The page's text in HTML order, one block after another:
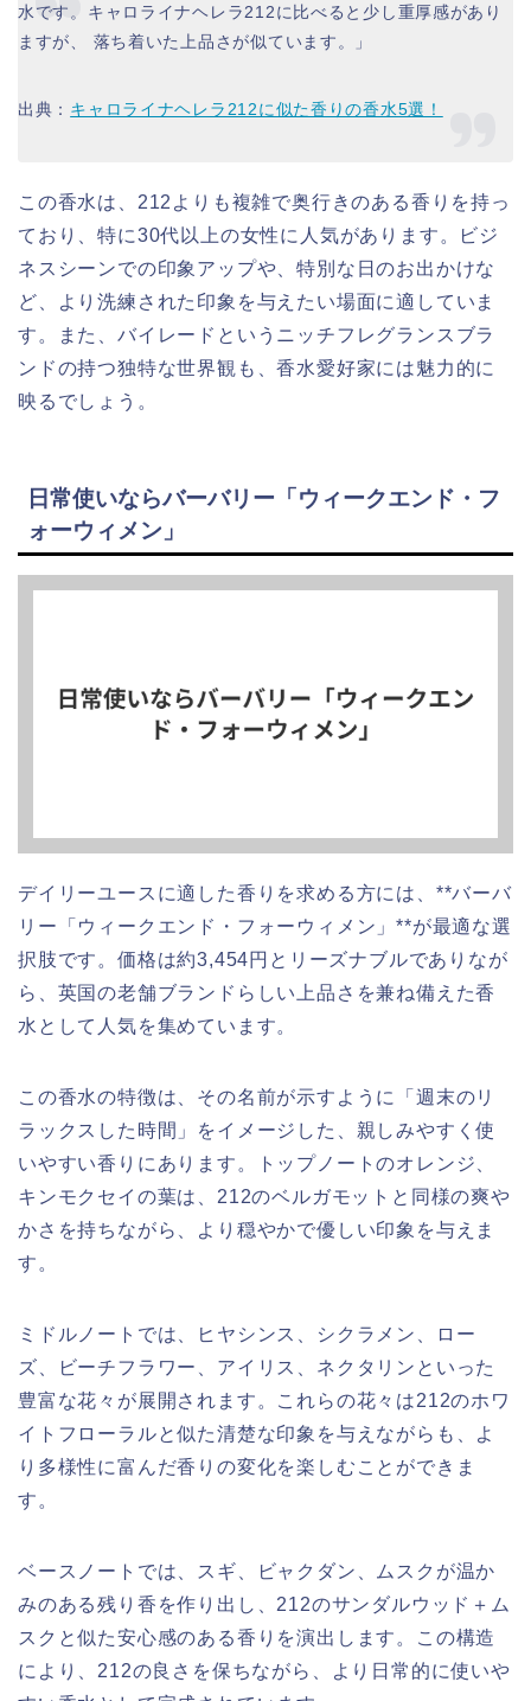
水です。キャロライナヘレラ212に比べると少し重厚感があり
ますが、 落ち着いた上品さが似ています。」
出典： キャロライナヘレラ212に似た香りの香水5選！
この香水は、212よりも複雑で奥行きのある香りを持っ
ており、特に30代以上の女性に人気があります。ビジ
ネスシーンでの印象アップや、特別な日のお出かけな
ど、より洗練された印象を与えたい場面に適していま
す。また、バイレードというニッチフレグランスブラ
ンドの持つ独特な世界観も、香水愛好家には魅力的に
映るでしょう。
日常使いならバーバリー「ウィークエンド・フ
ォーウィメン」
デイリーユースに適した香りを求める方には、**バーバ
リー「ウィークエンド・フォーウィメン」**が最適な選
択肢です。価格は約3,454円とリーズナブルでありなが
ら、英国の老舗ブランドらしい上品さを兼ね備えた香
水として人気を集めています。
この香水の特徴は、その名前が示すように「週末のリ
ラックスした時間」をイメージした、親しみやすく使
いやすい香りにあります。トップノートのオレンジ、
キンモクセイの葉は、212のベルガモットと同様の爽や
かさを持ちながら、より穏やかで優しい印象を与えま
す。
ミドルノートでは、ヒヤシンス、シクラメン、ロー
ズ、ビーチフラワー、アイリス、ネクタリンといった
豊富な花々が展開されます。これらの花々は212のホワ
イトフローラルと似た清楚な印象を与えながらも、よ
り多様性に富んだ香りの変化を楽しむことができま
す。
ベースノートでは、スギ、ビャクダン、ムスクが温か
みのある残り香を作り出し、212のサンダルウッド＋ム
スクと似た安心感のある香りを演出します。この構造
により、212の良さを保ちながら、より日常的に使いや